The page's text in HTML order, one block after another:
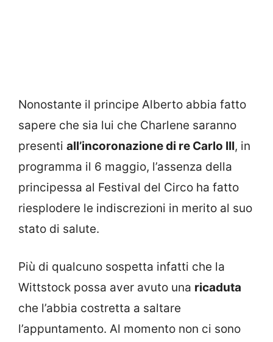
Nonostante il principe Alberto abbia fatto
sapere che sia lui che Charlene saranno
presenti all’incoronazione di re Carlo III, in
programma il 6 maggio, l’assenza della
principessa al Festival del Circo ha fatto
riesplodere le indiscrezioni in merito al suo
stato di salute.
Più di qualcuno sospetta infatti che la
Wittstock possa aver avuto una ricaduta
che l’abbia costretta a saltare
l’appuntamento. Al momento non ci sono